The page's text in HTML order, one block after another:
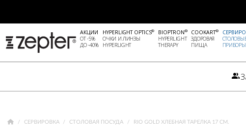
АКЦИИ
ОТ -5%
ДО -40%
HYPERLIGHT OPTICS®
ОЧКИ И ЛИНЗЫ
HYPERLIGHT
BIOPTRON®
HYPERLIGHT
THERAPY
COOKART®
ЗДОРОВАЯ
ПИЩА
ПРИБОРЫ
СЕРВИРОВКА СТОЛОВАЯ ПОСУДА RIO GOLD ХЛЕБНАЯ ТАРЕЛКА 17 СМ.